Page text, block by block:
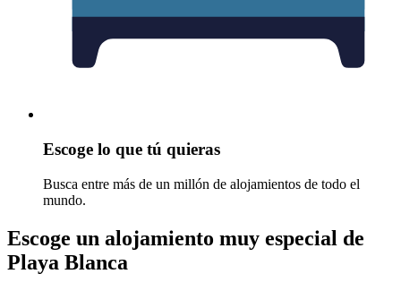
Escoge lo que tú quieras
Busca entre más de un millón de alojamientos de todo el
mundo.
Escoge un alojamiento muy especial de
Playa Blanca